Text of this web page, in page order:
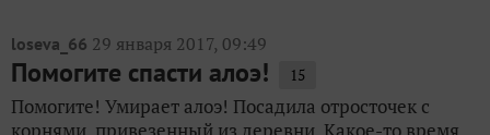
loseva_66 29 января 2017, 09:49
Помогите спасти алоэ! 15
Помогите! Умирает алоэ! Посадила отросточек с